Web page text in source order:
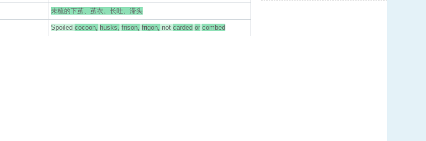
未梳的下茧、茧衣、长吐、滞头
Spoiled cocoon, husks, frison, frigon, not carded or combed